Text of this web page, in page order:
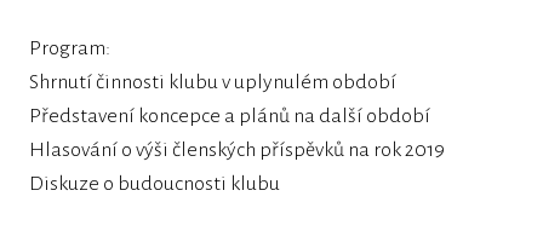
Program:
Shrnutí činnosti klubu v uplynulém období
Představení koncepce a plánů na další období
Hlasování o výši členských příspěvků na rok 2019
Diskuze o budoucnosti klubu